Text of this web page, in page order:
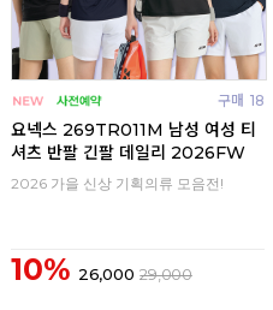
구매 18
요넥스 269TR011M 남성 여성 티
셔츠 반팔 긴팔 데일리 2026FW
2026 가을 신상 기획의류 모음전!
10% 26,000 29,000